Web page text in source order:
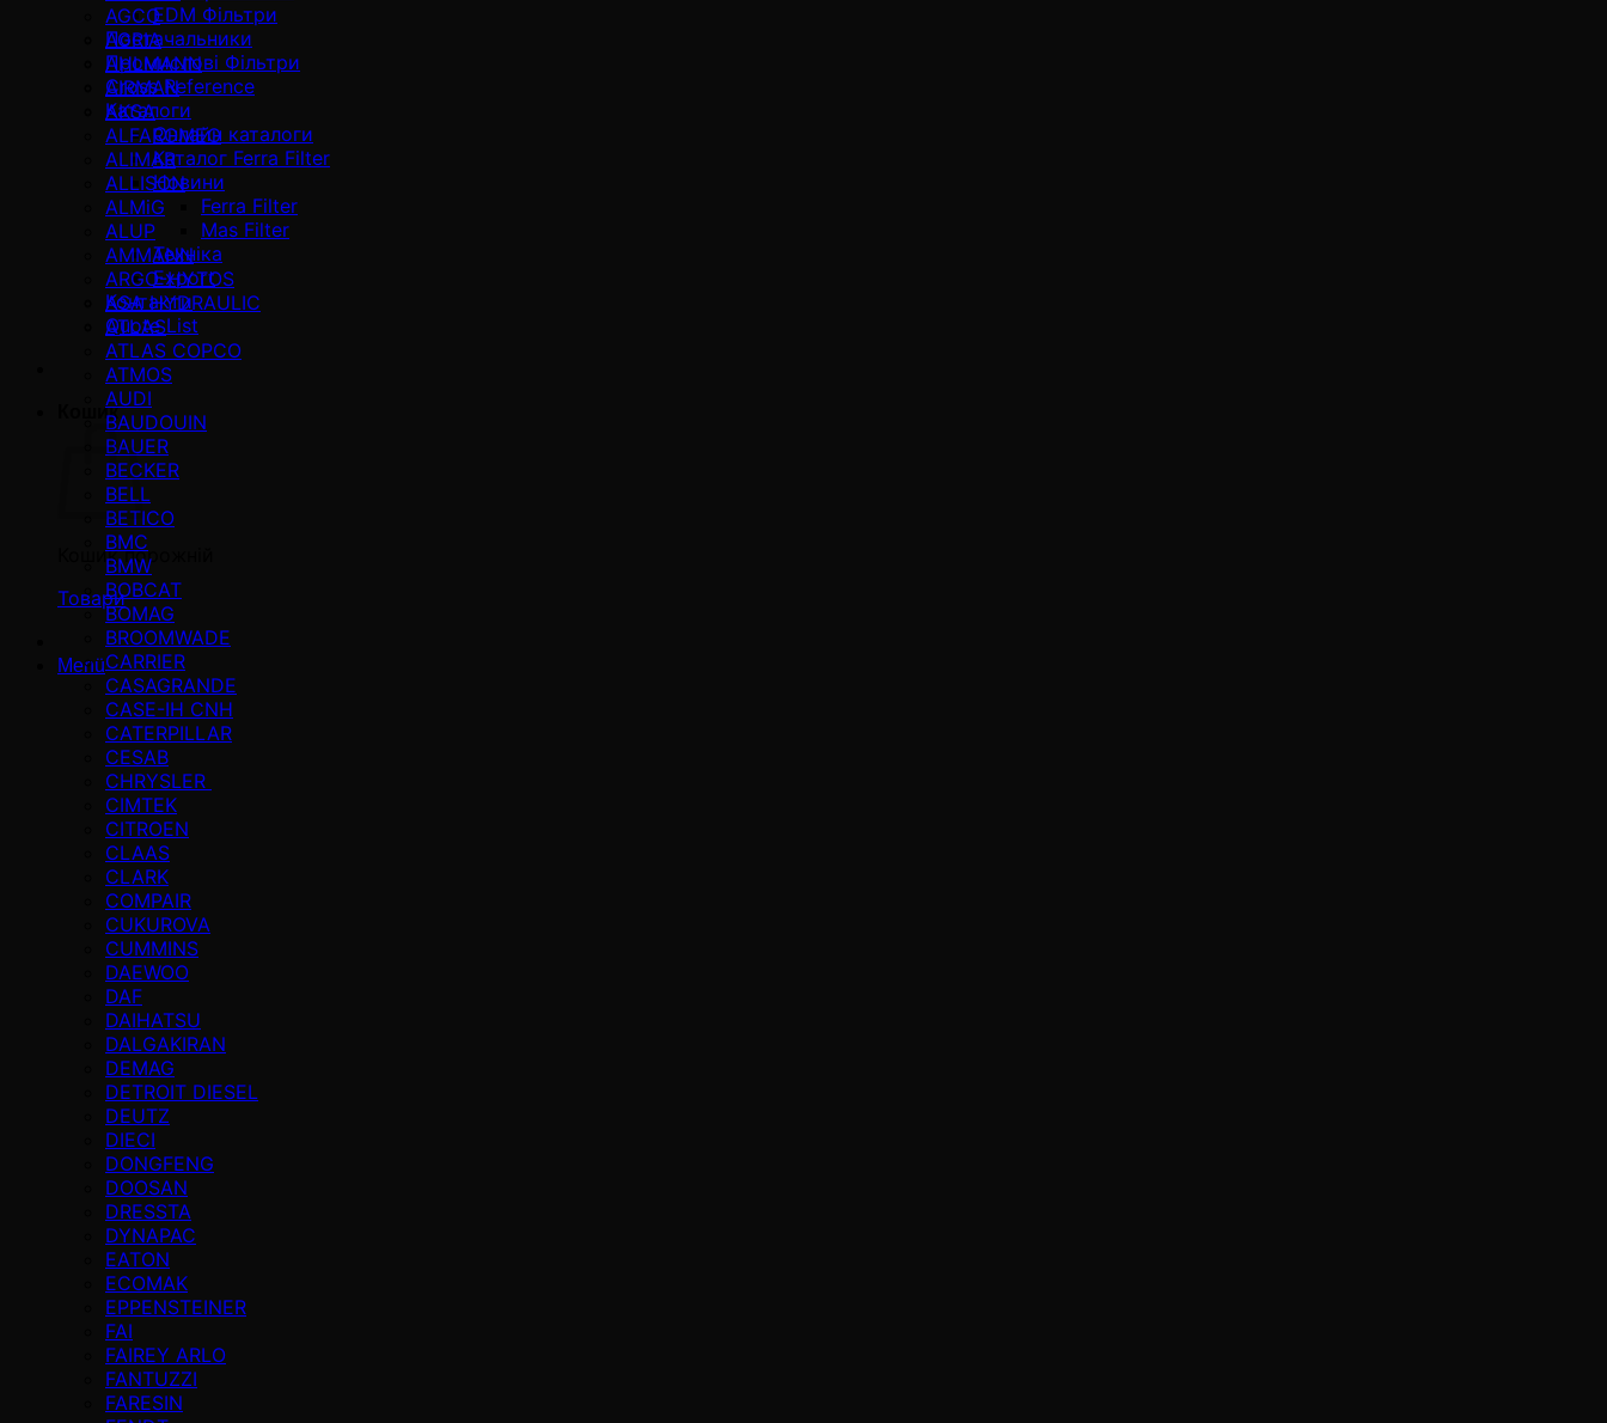
EDM Фільтри
Постачальники
Промислові Фільтри
Cross Reference
Каталоги
Онлайн каталоги
Каталог Ferra Filter
Новини
Ferra Filter
Mas Filter
Техніка
Export
Контакти
Quote List
Кошик
Кошик порожній
Товари
Menü
AGCO
AGRIA
AHLMANN
AIRMAN
AKSA
ALFAROMEO
ALIMAR
ALLISON
ALMiG
ALUP
AMMANN
ARGO-HYTOS
ASA HYDRAULIC
ATLAS
ATLAS COPCO
ATMOS
AUDI
BAUDOUIN
BAUER
BECKER
BELL
BETICO
BMC
BMW
BOBCAT
BOMAG
BROOMWADE
CARRIER
CASAGRANDE
CASE-IH CNH
CATERPILLAR
CESAB
CHRYSLER
CIMTEK
CITROEN
CLAAS
CLARK
COMPAIR
CUKUROVA
CUMMINS
DAEWOO
DAF
DAIHATSU
DALGAKIRAN
DEMAG
DETROIT DIESEL
DEUTZ
DIECI
DONGFENG
DOOSAN
DRESSTA
DYNAPAC
EATON
ECOMAK
EPPENSTEINER
FAI
FAIREY ARLO
FANTUZZI
FARESIN